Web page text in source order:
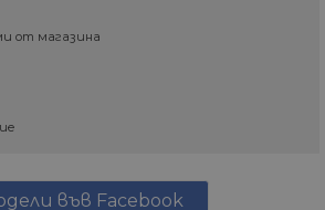
от магазина
във Facebook